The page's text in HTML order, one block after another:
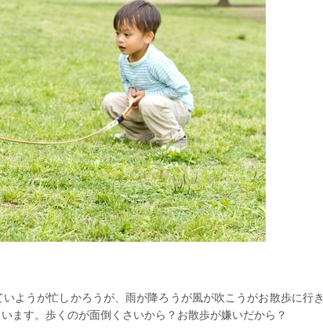
ようが忙しかろうが、雨が降ろうが風が吹こうがお散歩に行き
ます。歩くのが面倒くさいから？お散歩が嫌いだから？